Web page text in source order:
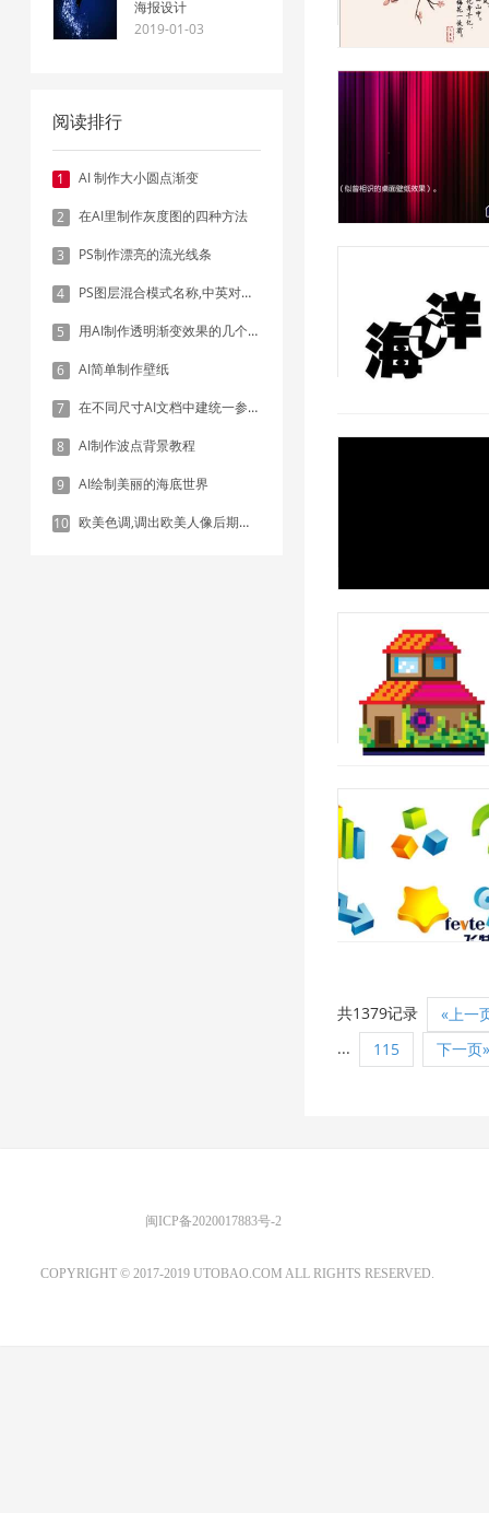
海报设计
2019-01-03
阅读排行
1 AI 制作大小圆点渐变
2 在AI里制作灰度图的四种方法
3 PS制作漂亮的流光线条
4 PS图层混合模式名称,中英对照表
5 用AI制作透明渐变效果的几个方法
6 AI简单制作壁纸
7 在不同尺寸AI文档中建统一参考线 - 方法1：对齐和分布
8 AI制作波点背景教程
9 AI绘制美丽的海底世界
10 欧美色调,调出欧美人像后期色调实例
共1379记录
«上一
...
115 下一页»
闽ICP备2020017883号-2
COPYRIGHT © 2017-2019 UTOBAO.COM ALL RIGHTS RESERVED.